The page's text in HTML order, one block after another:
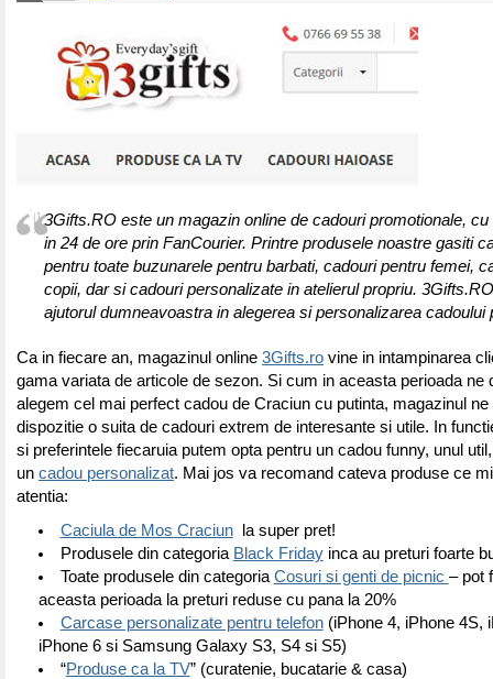
3Gifts.RO este un magazin online de cadouri promotionale,
in 24 de ore prin FanCourier. Printre produsele noastre gasiti
pentru toate buzunarele pentru barbati, cadouri pentru femei,
copii, dar si cadouri personalizate in atelierul propriu.
ajutorul dumneavoastra in alegerea si personalizarea cadoului
Ca in fiecare an, magazinul online 3Gifts.ro vine in intampinarea
gama variata de articole de sezon. Si cum in aceasta perioada ne
alegem cel mai perfect cadou de Craciun cu putinta, magazinul ne
dispozitie o suita de cadouri extrem de interesante si utile. In
si preferintele fiecaruia putem opta pentru un cadou funny, unul
un cadou personalizat. Mai jos va recomand cateva produse ce
atentia:
Caciula de Mos Craciunla super pret!
Produsele din categoria Black Fridayinca au preturi foarte
Toate produsele din categoria Cosuri si genti de picnic – pot
aceasta perioada la preturi reduse cu pana la 20%
Carcase personalizate pentru telefon(iPhone 4, iPhone 4S,
iPhone 6 si Samsung Galaxy S3, S4 si S5)
“Produse ca la TV” (curatenie, bucatarie & casa)